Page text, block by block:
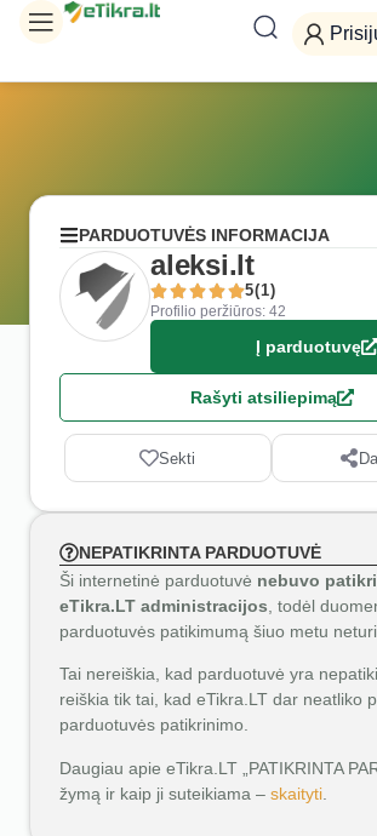
PARDUOTUVĖS INFORMACIJA
aleksi.lt
5(1)
Profilio peržiūros: 42
Į parduotuvę
Rašyti atsiliepimą
Sekti
NEPATIKRINTA PARDUOTUVĖ
Ši internetinė parduotuvė nebuvo
eTikra.LT administracijos , todėl
parduotuvės patikimumą šiuo metu
Tai nereiškia, kad parduotuvė yra
reiškia tik tai, kad eTikra.LT dar neatliko
parduotuvės patikrinimo.
Daugiau apie eTikra.LT „PATIKRINTA
žymą ir kaip ji suteikiama – skaityti